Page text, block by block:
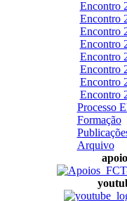
Encontro
Encontro
Encontro
Encontro
Encontro
Encontro
Encontro
Encontro
Processo
Formação
Arquivo